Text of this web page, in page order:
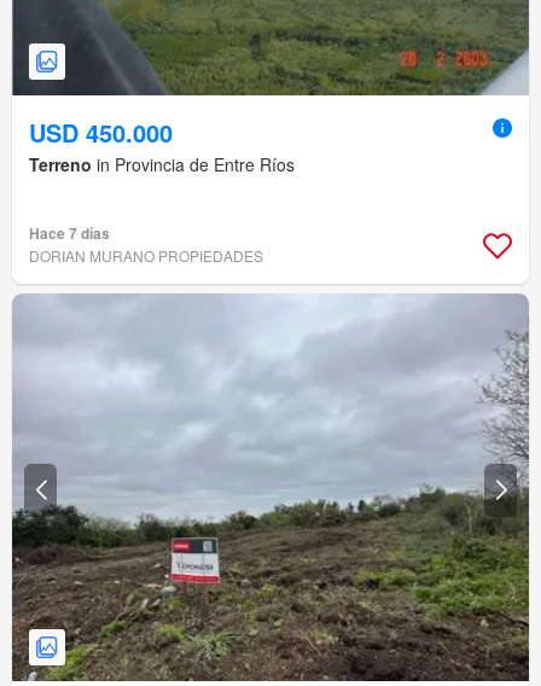
USD 450.000
Terreno in Provincia de Entre Ríos
Hace 7 días
DORIAN MURANO PROPIEDADES